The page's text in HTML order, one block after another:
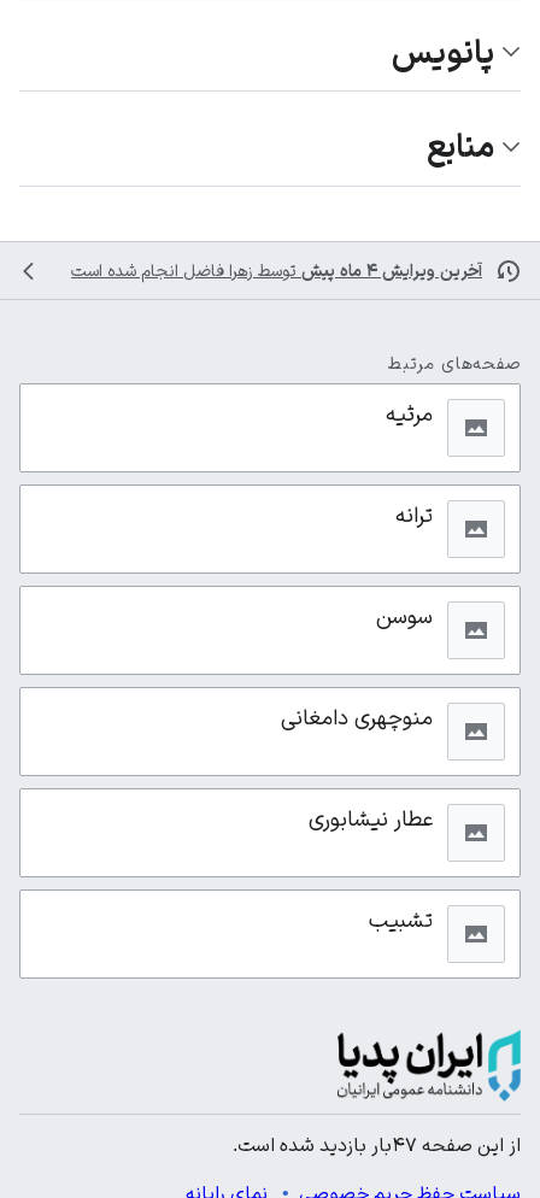
پانویس
منابع
آخرین ویرایش ۴ ماه پیش توسط زهرا فاضل انجام شده است
صفحه‌های مرتبط
مرثیه
ترانه
سوسن
منوچهری دامغانی
عطار نیشابوری
تشبیب
از این صفحه ۴۷بار بازدید شده است.
سیاست حفظ حریم خصوصی نمای رایانه